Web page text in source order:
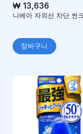
₩13,636
니베아 자외선 차단 썬
장바구니